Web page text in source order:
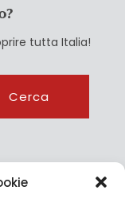
tutta Italia!
Cerca